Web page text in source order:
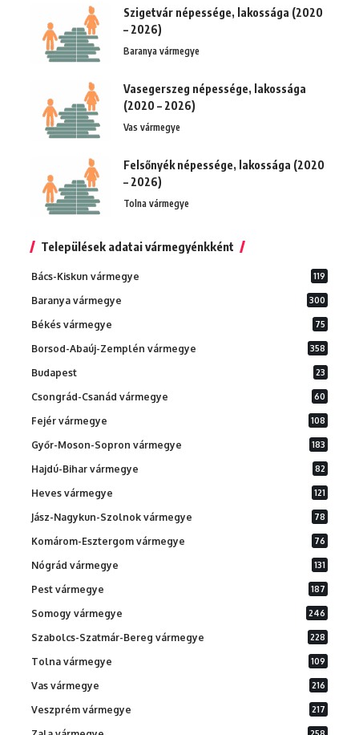
Szigetvár népessége, lakossága (2020
– 2026)
Baranya vármegye
Vasegerszeg népessége, lakossága
(2020 – 2026)
Vas vármegye
Felsőnyék népessége, lakossága (2020
– 2026)
Tolna vármegye
Települések adatai vármegyénkként
Bács-Kiskun vármegye 119
Baranya vármegye 300
Békés vármegye 75
Borsod-Abaúj-Zemplén vármegye 358
Budapest 23
Csongrád-Csanád vármegye 60
Fejér vármegye 108
Győr-Moson-Sopron vármegye 183
Hajdú-Bihar vármegye 82
Heves vármegye 121
Jász-Nagykun-Szolnok vármegye 78
Komárom-Esztergom vármegye 76
Nógrád vármegye 131
Pest vármegye 187
Somogy vármegye 246
Szabolcs-Szatmár-Bereg vármegye 228
Tolna vármegye 109
Vas vármegye 216
Veszprém vármegye 217
258